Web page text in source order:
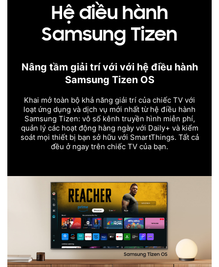
Hệ điều hành
Samsung Tizen
Nâng tầm giải trí với với hệ điều hành
Samsung Tizen OS
Khai mở toàn bộ khả năng giải trí của chiếc TV với
loạt ứng dụng và dịch vụ mới nhất từ hệ điều hành
Samsung Tizen: vô số kênh truyền hình miễn phí,
quản lý các hoạt động hàng ngày với Daily+ và kiểm
soát mọi thiết bị bạn sở hữu với SmartThings. Tất cả
đều ở ngay trên chiếc TV của bạn.